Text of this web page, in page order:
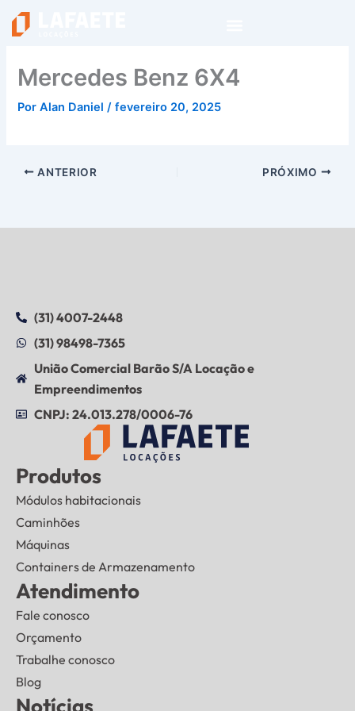
conteúdo
Mercedes Benz 6X4
PorAlan Daniel/fevereiro 20, 2025
ANTERIOR PRÓXIMO
(31) 4007-2448
(31) 98498-7365
União Comercial Barão S/A Locação e
Empreendimentos
CNPJ: 24.013.278/0006-76
Produtos
Módulos habitacionais
Caminhões
Máquinas
Containers de Armazenamento
Atendimento
Fale conosco
Orçamento
Trabalhe conosco
Blog